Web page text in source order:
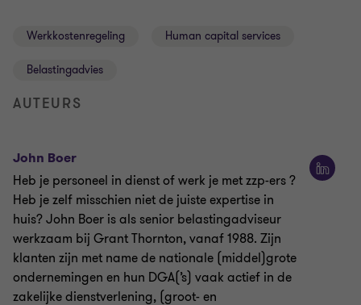
Werkkostenregeling Human capital services
Belastingadvies
AUTEURS
John Boer
Heb je personeel in dienst of werk je met zzp-ers ?
Heb je zelf misschien niet de juiste expertise in
huis? John Boer is als senior belastingadviseur
werkzaam bij Grant Thornton, vanaf 1988. Zijn
klanten zijn met name de nationale (middel)grote
ondernemingen en hun DGA(’s) vaak actief in de
zakelijke dienstverlening, (groot- en